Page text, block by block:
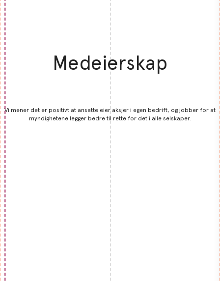
Medeierskap
Vi mener det er positivt at ansatte eier aksjer i egen bedrift, og jobber for at
myndighetene legger bedre til rette for det i alle selskaper.